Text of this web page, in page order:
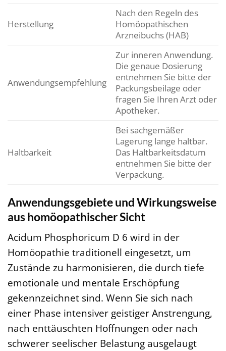
Herstellung
Nach den Regeln des
Homöopathischen
Arzneibuchs (HAB)
Anwendungsempfehlung
Zur inneren Anwendung.
Die genaue Dosierung
entnehmen Sie bitte der
Packungsbeilage oder
fragen Sie Ihren Arzt oder
Apotheker.
Haltbarkeit
Bei sachgemäßer
Lagerung lange haltbar.
Das Haltbarkeitsdatum
entnehmen Sie bitte der
Verpackung.
Anwendungsgebiete und Wirkungsweise
aus homöopathischer Sicht
Acidum Phosphoricum D 6 wird in der
Homöopathie traditionell eingesetzt, um
Zustände zu harmonisieren, die durch tiefe
emotionale und mentale Erschöpfung
gekennzeichnet sind. Wenn Sie sich nach
einer Phase intensiver geistiger Anstrengung,
nach enttäuschten Hoffnungen oder nach
schwerer seelischer Belastung ausgelaugt